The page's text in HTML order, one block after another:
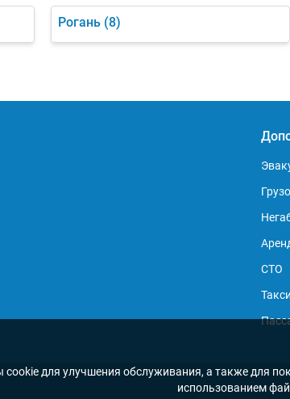
Рогань (8)
СТО
Такси
cookie для улучшения обслуживания, а также для
использованием